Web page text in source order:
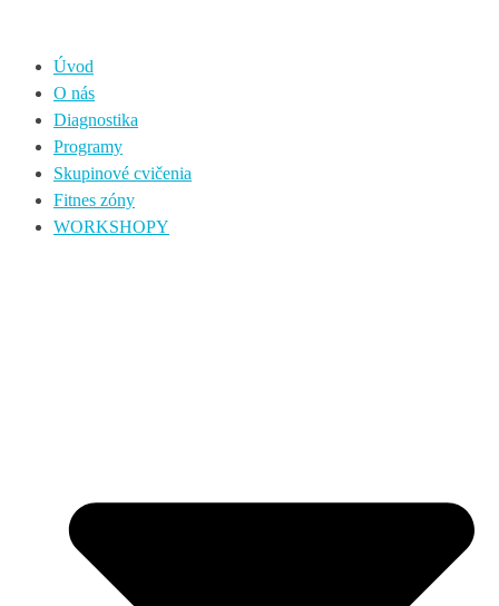
Úvod
O nás
Diagnostika
Programy
Skupinové cvičenia
Fitnes zóny
WORKSHOPY